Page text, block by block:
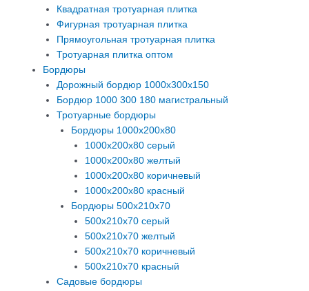
Квадратная тротуарная плитка
Фигурная тротуарная плитка
Прямоугольная тротуарная плитка
Тротуарная плитка оптом
Бордюры
Дорожный бордюр 1000х300х150
Бордюр 1000 300 180 магистральный
Тротуарные бордюры
Бордюры 1000х200х80
1000х200х80 серый
1000х200х80 желтый
1000х200х80 коричневый
1000х200х80 красный
Бордюры 500х210х70
500х210х70 серый
500х210х70 желтый
500х210х70 коричневый
500х210х70 красный
Садовые бордюры